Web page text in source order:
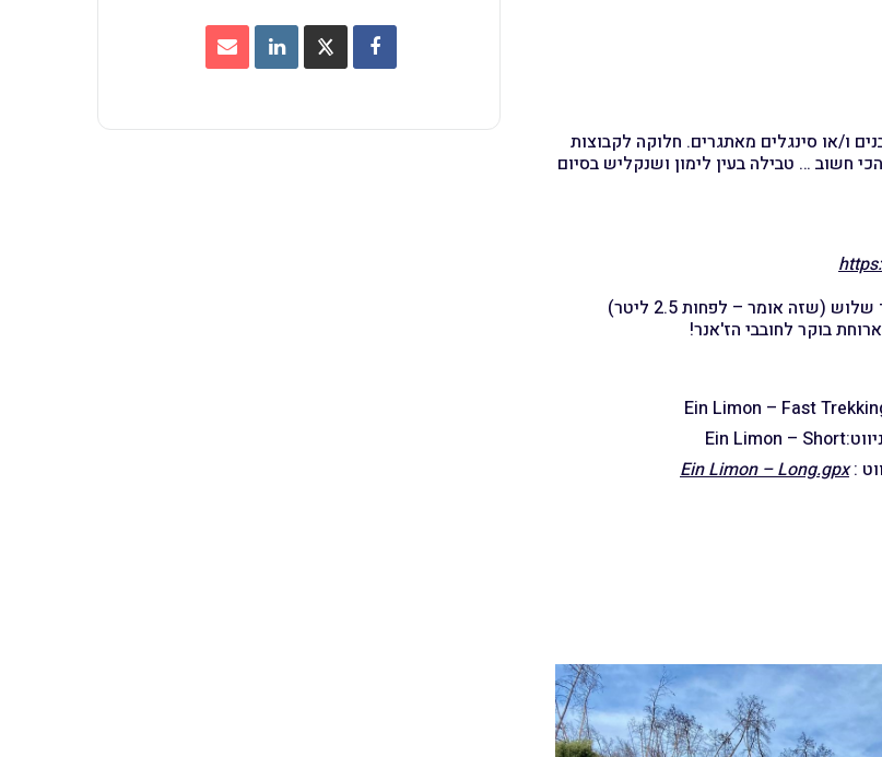
ו/או סינגלים מאתגרים. חלוקה לקבוצות
חשוב … טבילה בעין לימון ושנקליש בסיום
(שזה אומר – לפחות 2.5 ליטר)
Ein Limon – Fast
Ein Limon – Short
Ein Limon – Long.gpx